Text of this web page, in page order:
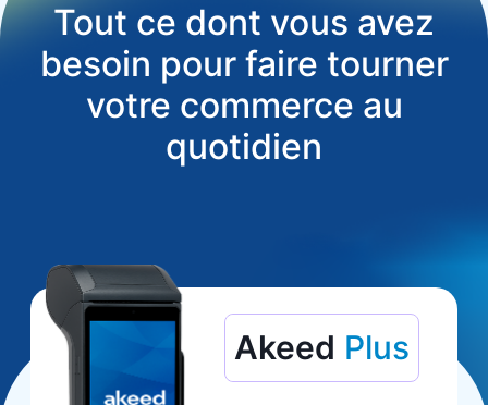
Tout ce dont vous avez
besoin pour faire tourner
votre commerce au
quotidien
Akeed Plus